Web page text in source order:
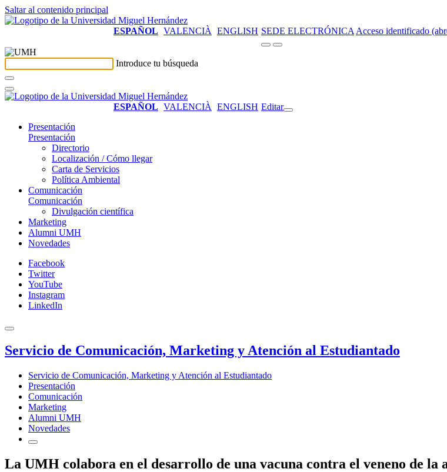
Saltar al contenido principal
ESPAÑOL VALENCIÀ ENGLISH SEDE ELECTRÓNICA Acceso identificado
Introduce tu búsqueda
ESPAÑOL VALENCIÀ ENGLISH Editar
Presentación
Presentación
Directorio
Localización / Cómo llegar
Carta de Servicios
Política Ambiental
Comunicación
Comunicación
Divulgación científica
Marketing
Alumni UMH
Novedades
Facebook
Twitter
YouTube
Instagram
LinkedIn
Servicio de Comunicación, Marketing y Atención al Estudiantado
Servicio de Comunicación, Marketing y Atención al Estudiantado
Presentación
Comunicación
Marketing
Alumni UMH
Novedades
La UMH colabora en el desarrollo de una vacuna contra el veneno de la